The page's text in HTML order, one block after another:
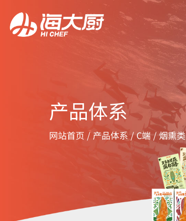
产品体系
网站首页 / 产品体系 /C端/烟熏类